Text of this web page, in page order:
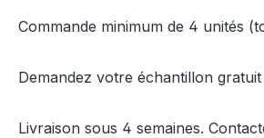
Commande minimum de 4 unités
Demandez votre échantillon
Livraison sous 4 semaines.